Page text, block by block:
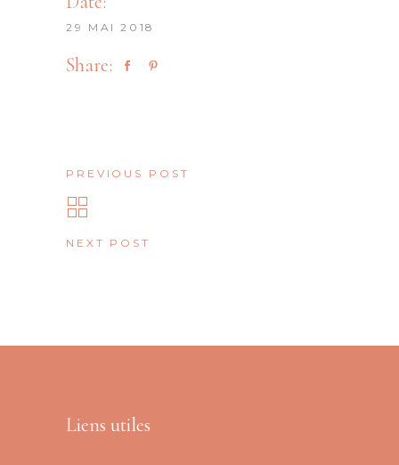
29 MAI 2018
Share:
PREVIOUS POST
NEXT POST
Liens utiles